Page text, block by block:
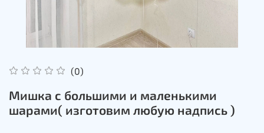
(0)
Мишка с большими и маленькими
шарами( изготовим любую надпись )